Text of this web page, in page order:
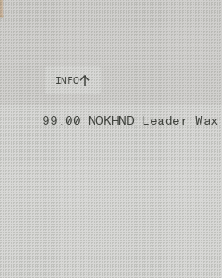
INFO
99.00 NOKHND Leader Wax